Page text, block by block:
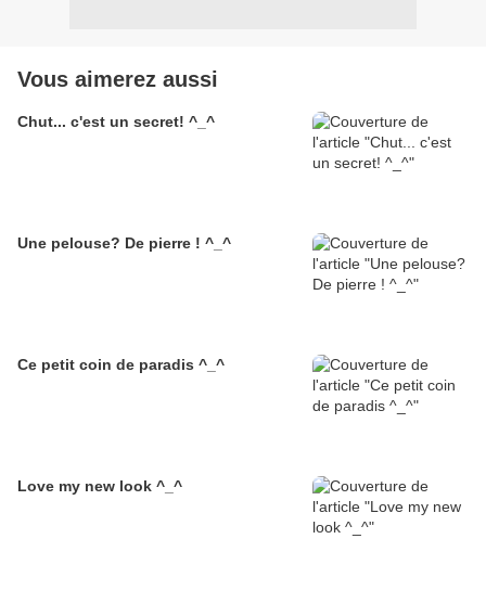
Vous aimerez aussi
Chut... c'est un secret! ^_^
Une pelouse? De pierre ! ^_^
Ce petit coin de paradis ^_^
Love my new look ^_^